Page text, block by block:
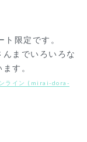
限定です。
までいろいろな
す。
ンライン (mirai-dora-